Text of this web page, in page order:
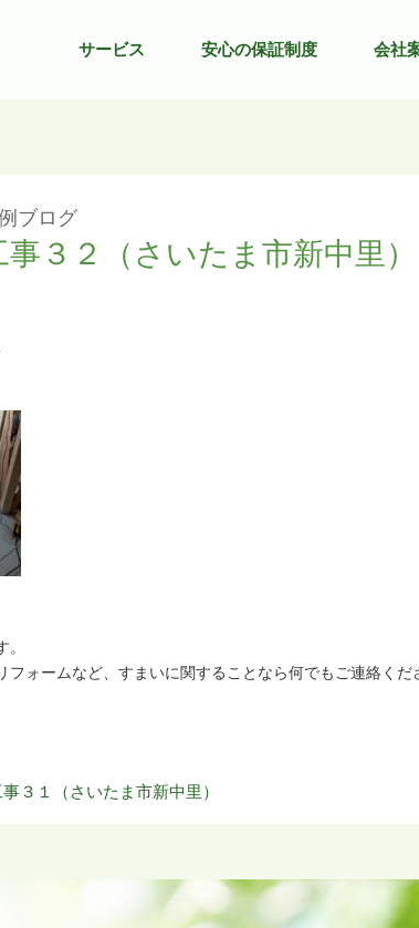
サービス 安心の保証制度 会社
ブログ
３２（さいたま市新中里）
フォームなど、すまいに関することなら何でもご連絡くだ
３１（さいたま市新中里）